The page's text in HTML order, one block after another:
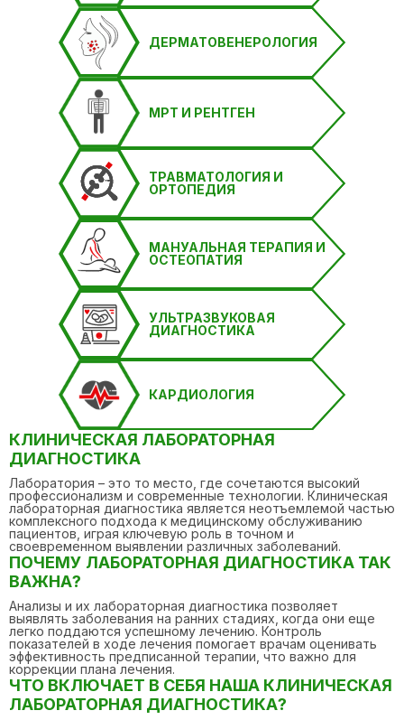
ДЕРМАТОВЕНЕРОЛОГИЯ
МРТ И РЕНТГЕН
ТРАВМАТОЛОГИЯ И
ОРТОПЕДИЯ
МАНУАЛЬНАЯ ТЕРАПИЯ И
ОСТЕОПАТИЯ
УЛЬТРАЗВУКОВАЯ
ДИАГНОСТИКА
КАРДИОЛОГИЯ
КЛИНИЧЕСКАЯ ЛАБОРАТОРНАЯ
ДИАГНОСТИКА
Лаборатория – это то место, где сочетаются высокий
профессионализм и современные технологии. Клиническая
лабораторная диагностика является неотъемлемой частью
комплексного подхода к медицинскому обслуживанию
пациентов, играя ключевую роль в точном и
своевременном выявлении различных заболеваний.
ПОЧЕМУ ЛАБОРАТОРНАЯ ДИАГНОСТИКА ТАК
ВАЖНА?
Анализы и их лабораторная диагностика позволяет
выявлять заболевания на ранних стадиях, когда они еще
легко поддаются успешному лечению. Контроль
показателей в ходе лечения помогает врачам оценивать
эффективность предписанной терапии, что важно для
коррекции плана лечения.
ЧТО ВКЛЮЧАЕТ В СЕБЯ НАША КЛИНИЧЕСКАЯ
ЛАБОРАТОРНАЯ ДИАГНОСТИКА?